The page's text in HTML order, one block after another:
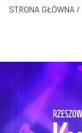
WIADOMOŚCI
IMPREZY
ROZRYWKA
STRONA GŁÓWNA /